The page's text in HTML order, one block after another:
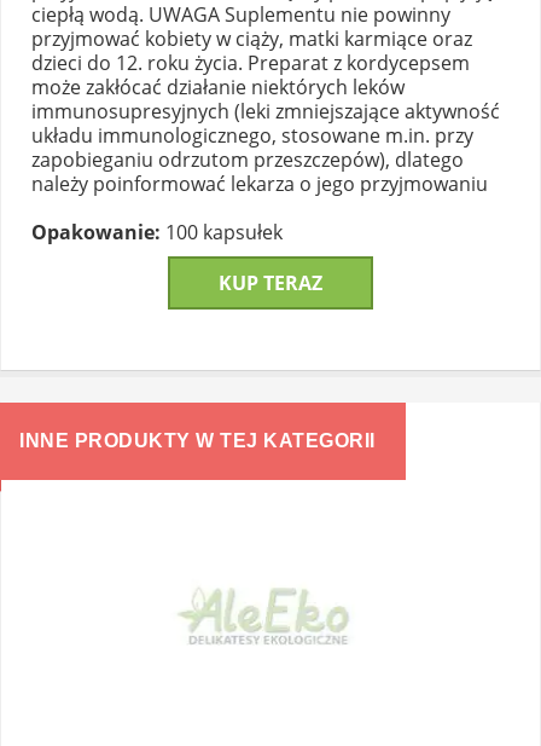
ciepłą wodą. UWAGA Suplementu nie powinny
przyjmować kobiety w ciąży, matki karmiące oraz
dzieci do 12. roku życia. Preparat z kordycepsem
może zakłócać działanie niektórych leków
immunosupresyjnych (leki zmniejszające aktywność
układu immunologicznego, stosowane m.in. przy
zapobieganiu odrzutom przeszczepów), dlatego
należy poinformować lekarza o jego przyjmowaniu
Opakowanie: 100 kapsułek
KUP TERAZ
INNE PRODUKTY W TEJ KATEGORII